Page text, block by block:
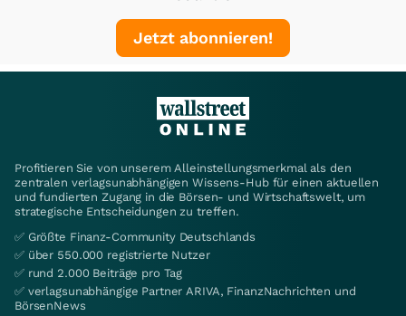
Jetzt abonnieren!
Profitieren Sie von unserem Alleinstellungsmerkmal als den
zentralen verlagsunabhängigen Wissens-Hub für einen aktuellen
und fundierten Zugang in die Börsen- und Wirtschaftswelt, um
strategische Entscheidungen zu treffen.
✅ Größte Finanz-Community Deutschlands
✅ über 550.000 registrierte Nutzer
✅ rund 2.000 Beiträge pro Tag
✅ verlagsunabhängige Partner ARIVA, FinanzNachrichten und
BörsenNews